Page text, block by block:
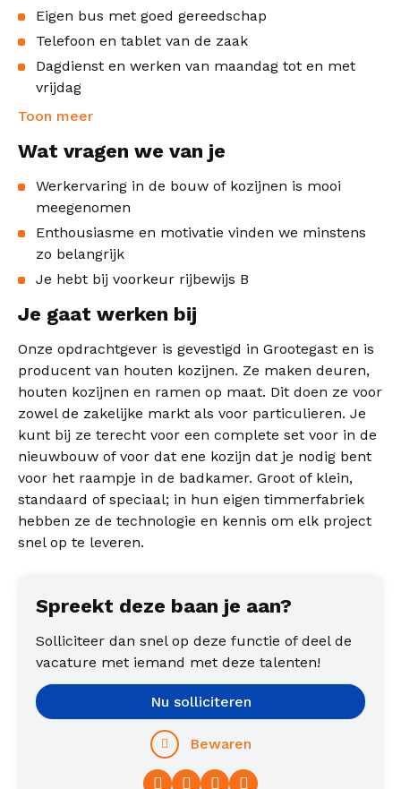
Eigen bus met goed gereedschap
Telefoon en tablet van de zaak
Dagdienst en werken van maandag tot en met
vrijdag
Toon meer
Wat vragen we van je
Werkervaring in de bouw of kozijnen is mooi
meegenomen
Enthousiasme en motivatie vinden we minstens
zo belangrijk
Je hebt bij voorkeur rijbewijs B
Je gaat werken bij
Onze opdrachtgever is gevestigd in Grootegast en is
producent van houten kozijnen. Ze maken deuren,
houten kozijnen en ramen op maat. Dit doen ze voor
zowel de zakelijke markt als voor particulieren. Je
kunt bij ze terecht voor een complete set voor in de
nieuwbouw of voor dat ene kozijn dat je nodig bent
voor het raampje in de badkamer. Groot of klein,
standaard of speciaal; in hun eigen timmerfabriek
hebben ze de technologie en kennis om elk project
snel op te leveren.
Spreekt deze baan je aan?
Solliciteer dan snel op deze functie of deel de
vacature met iemand met deze talenten!
Facebook
TwitterLinkedIn
Nu solliciteren
Bewaren